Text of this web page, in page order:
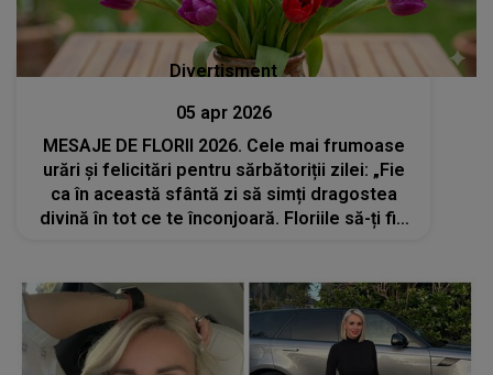
Divertisment
05 apr 2026
MESAJE DE FLORII 2026. Cele mai frumoase
urări și felicitări pentru sărbătoriții zilei: „Fie
ca în această sfântă zi să simți dragostea
divină în tot ce te înconjoară. Floriile să-ți fie